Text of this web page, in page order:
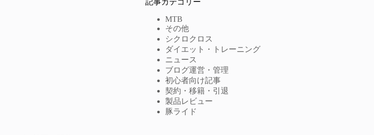
MTB
その他
シクロクロス
ダイエット・トレーニング
ニュース
ブログ運営・管理
初心者向け記事
契約・移籍・引退
製品レビュー
豚ライド